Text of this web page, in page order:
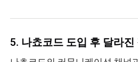
5. 나쵸코드 도입 후 달라진